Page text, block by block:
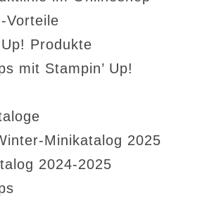
Vorteile
Up! Produkte
mit Stampin’ Up!
Minikatalog 2025
2024-2025